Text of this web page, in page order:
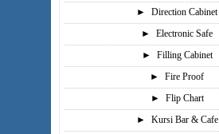
►
Direction Cabinet
►
Electronic Safe
►
Filling Cabinet
►
Fire Proof
►
Flip Chart
►
Kursi Bar & Cafe